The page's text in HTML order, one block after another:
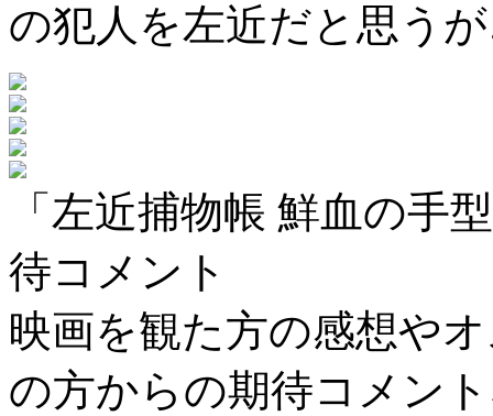
の犯人を左近だと思う
「左近捕物帳 鮮血の手
待コメント
映画を観た方の感想や
の方からの期待コメン